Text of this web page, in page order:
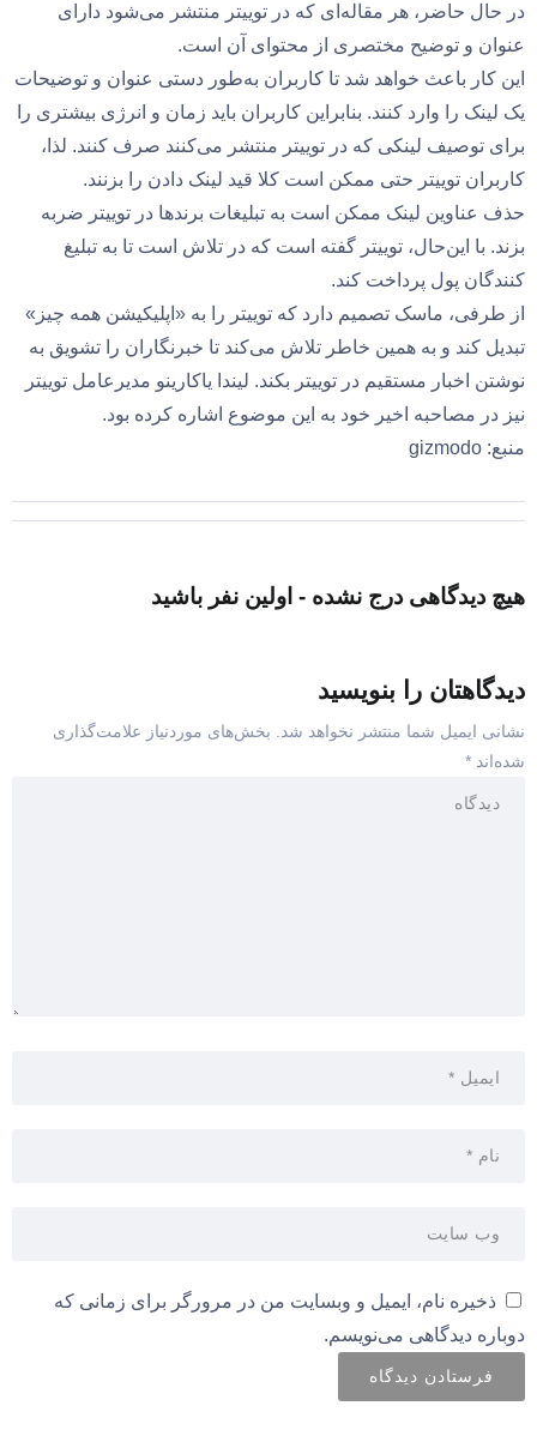
در حال حاضر، هر مقاله‌ای که در توییتر منتشر می‌شود دارای
عنوان و توضیح مختصری از محتوای آن است.
این کار باعث خواهد شد تا کاربران به‌طور دستی عنوان و توضیحات
یک لینک را وارد کنند. بنابراین کاربران باید زمان و انرژی بیشتری را
برای توصیف لینکی که در توییتر منتشر می‌کنند صرف کنند. لذا،
کاربران توییتر حتی ممکن است کلا قید لینک دادن را بزنند.
حذف عناوین لینک ممکن است به تبلیغات برندها در توییتر ضربه
بزند. با این‌حال، توییتر گفته است که در تلاش است تا به تبلیغ
کنندگان پول پرداخت کند.
از طرفی، ماسک تصمیم دارد که توییتر را به «اپلیکیشن همه چیز»
تبدیل کند و به همین خاطر تلاش می‌کند تا خبرنگاران را تشویق به
نوشتن اخبار مستقیم در توییتر بکند. لیندا یاکارینو مدیر‌عامل توییتر
نیز در مصاحبه اخیر خود به این موضوع اشاره کرده بود.
منبع: gizmodo
هیچ دیدگاهی درج نشده - اولین نفر باشید
دیدگاهتان را بنویسید
نشانی ایمیل شما منتشر نخواهد شد.
بخش‌های موردنیاز علامت‌گذاری
شده‌اند *
ذخیره نام، ایمیل و وبسایت من در مرورگر برای زمانی که
دوباره دیدگاهی می‌نویسم.